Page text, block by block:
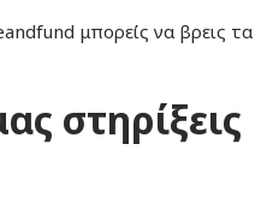
μπορείς να βρεις τα
στηρίξεις